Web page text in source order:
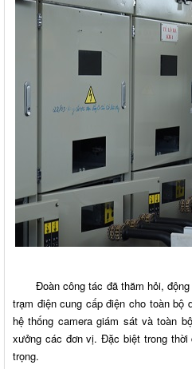
Đoàn công tác đã thăm hỏi, động
trạm điện cung cấp điện cho toàn
hệ thống camera giám sát và toàn
xưởng các đơn vị. Đặc biệt trong
trọng.